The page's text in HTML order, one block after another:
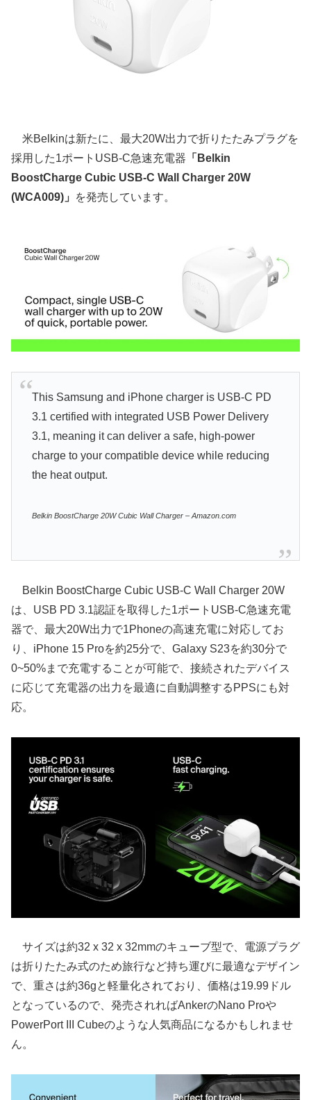
米Belkinは新たに、最大20W出力で折りたたみプラグを
採用した1ポートUSB-C急速充電器 「Belkin
BoostCharge Cubic USB-C Wall Charger 20W
(WCA009)」
を発売しています。
This Samsung and iPhone charger is USB-C PD
3.1 certified with integrated USB Power Delivery
3.1, meaning it can deliver a safe, high-power
charge to your compatible device while reducing
the heat output.
Belkin BoostCharge 20W Cubic Wall Charger – Amazon.com
Belkin BoostCharge Cubic USB-C Wall Charger 20W
は、USB PD 3.1認証を取得した1ポートUSB-C急速充電
器で、最大20W出力で1Phoneの高速充電に対応してお
り、iPhone 15 Proを約25分で、Galaxy S23を約30分で
0~50%まで充電することが可能で、接続されたデバイス
に応じて充電器の出力を最適に自動調整するPPSにも対
応。
サイズは約32 x 32 x 32mmのキューブ型で、電源プラグ
は折りたたみ式のため旅行など持ち運びに最適なデザイン
で、重さは約36gと軽量化されており、価格は19.99ドル
となっているので、発売されればAnkerのNano Proや
PowerPort III Cubeのような人気商品になるかもしれませ
ん。